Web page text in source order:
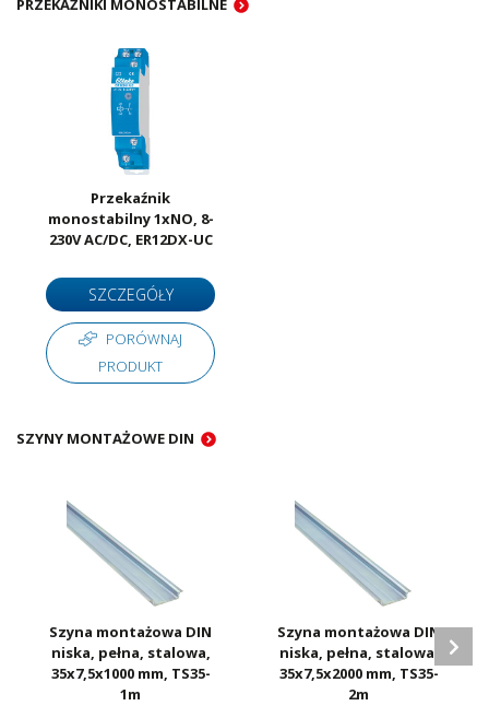
PRZEKAŹNIKI MONOSTABILNE
Przekaźnik
monostabilny 1xNO, 8-
230V AC/DC, ER12DX-UC
SZCZEGÓŁY
PORÓWNAJ
PRODUKT
SZYNY MONTAŻOWE DIN
Szyna montażowa DIN
niska, pełna, stalowa,
35x7,5x1000 mm, TS35-
1m
Szyna montażowa DIN
niska, pełna, stalowa,
35x7,5x2000 mm, TS35-
2m